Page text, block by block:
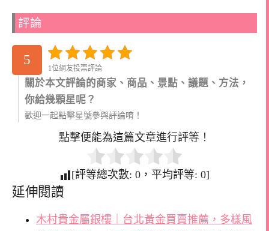
評論
5
1位網友投票評論
關於本文評論的商家、商品、景點、議題、方法，
你給幾顆星呢？
歡迎一起點擊星號參與評論唷！
點擊便能為這篇文章進行評等！
[評等總次數: 0 ，平均評等: 0]
延伸閱讀
木村貴金屬銀樓｜台北黃金買賣推薦，多樣風